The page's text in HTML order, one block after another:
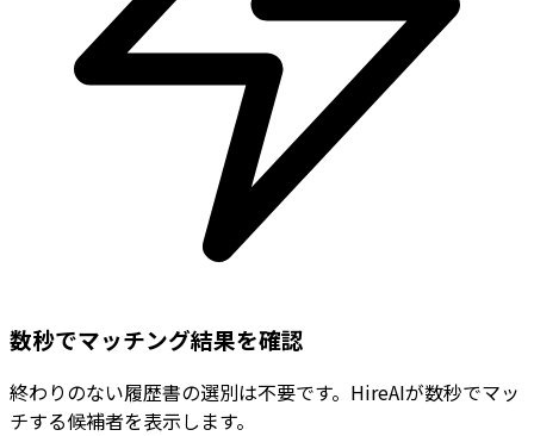
数秒でマッチング結果を確認
終わりのない履歴書の選別は不要です。HireAIが数秒でマッ
チする候補者を表示します。